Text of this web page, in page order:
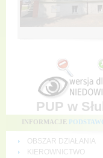
PUP w
INFORMACJE
OBSZAR DZIAŁANIA
KIEROWNICTWO